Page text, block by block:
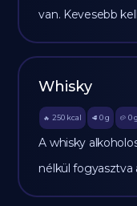
van. Kevesebb
Whisky
🔥 250 kcal 🥩 0 g 🥔 0g
A whisky
nélkül fogyasztva